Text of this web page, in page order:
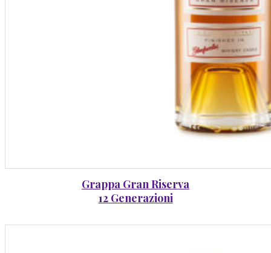
Grappa Gran Riserva
12 Generazioni